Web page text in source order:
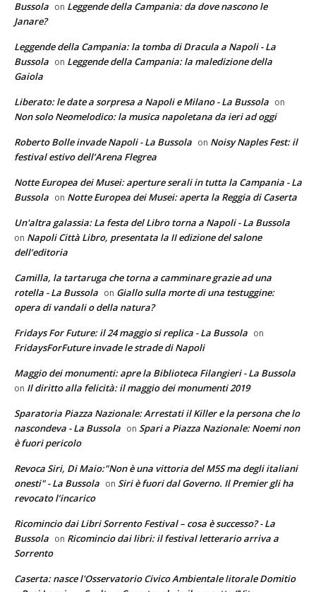
Bussola on Leggende della Campania: da dove nascono le
Janare?
Leggende della Campania: la tomba di Dracula a Napoli - La
Bussola on Leggende della Campania: la maledizione della
Gaiola
Liberato: le date a sorpresa a Napoli e Milano - La Bussola on
Non solo Neomelodico: la musica napoletana da ieri ad oggi
Roberto Bolle invade Napoli - La Bussola on Noisy Naples Fest: il
festival estivo dell’Arena Flegrea
Notte Europea dei Musei: aperture serali in tutta la Campania - La
Bussola on Notte Europea dei Musei: aperta la Reggia di Caserta
Un'altra galassia: La festa del Libro torna a Napoli - La Bussola
on Napoli Città Libro, presentata la II edizione del salone
dell’editoria
Camilla, la tartaruga che torna a camminare grazie ad una
rotella - La Bussola on Giallo sulla morte di una testuggine:
opera di vandali o della natura?
Fridays For Future: il 24 maggio si replica - La Bussola on
FridaysForFuture invade le strade di Napoli
Maggio dei monumenti: apre la Biblioteca Filangieri - La Bussola
on Il diritto alla felicità: il maggio dei monumenti 2019
Sparatoria Piazza Nazionale: Arrestati il Killer e la persona che lo
nascondeva - La Bussola on Spari a Piazza Nazionale: Noemi non
è fuori pericolo
Revoca Siri, Di Maio:"Non è una vittoria del M5S ma degli italiani
onesti" - La Bussola on Siri è fuori dal Governo. Il Premier gli ha
revocato l’incarico
Ricomincio dai Libri Sorrento Festival – cosa è successo? - La
Bussola on Ricomincio dai libri: il festival letterario arriva a
Sorrento
Caserta: nasce l'Osservatorio Civico Ambientale litorale Domitio